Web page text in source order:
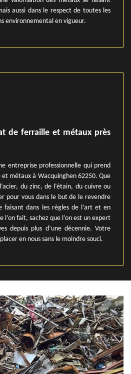
aussi dans le respect de toutes les
environnemental en vigueur.
de ferraille et métaux près
entreprise professionnelle qui prend
métaux à Wacquinghen 62250. Que
du zinc, de l’étain, du cuivre ou
pour vous dans le but de le revendre
faisant dans les règles de l’art et en
l’on fait, sachez que l’on est un expert
depuis plus d’une décennie. Votre
en nous sans le moindre souci.